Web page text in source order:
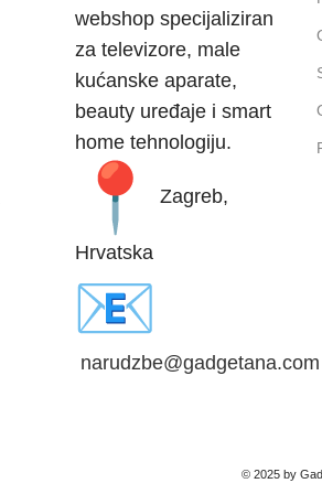
webshop specijaliziran
za televizore, male
kućanske aparate,
beauty uređaje i smart
home tehnologiju.
Zagreb,
Hrvatska
narudzbe@gadgetana.com
© 2025 by